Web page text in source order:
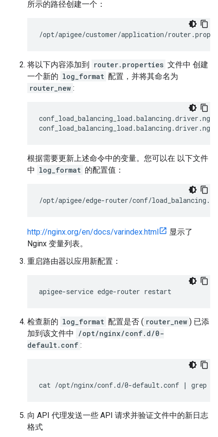
所示的路径创建一个：
/opt/apigee/customer/application/
将以下内容添加到 router.properties 文件中 创建
一个新的 log_format 配置，并将其命名为
router_new :
根据需要更新上述命令中的变量。您可以在 以下文件
中 log_format 的配置值：
/opt/apigee/edge-router/conf/
http://nginx.org/en/docs/varindex.html
显示了
Nginx 变量列表。
重启路由器以应用新配置：
apigee-service edge-router restart
检查新的 log_format 配置是否 ( router_new ) 已添
加到该文件中
/opt/nginx/conf.d/0-
default.conf :
cat /opt/nginx/conf.d/0-default.conf | grep
向 API 代理发送一些 API 请求并验证文件中的新日志
格式